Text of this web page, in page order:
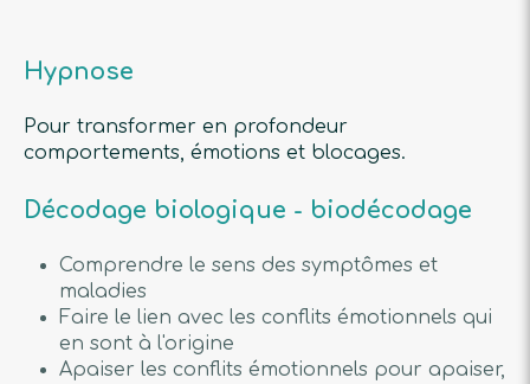
Hypnose
Pour transformer en profondeur
comportements, émotions et blocages.
Décodage biologique - biodécodage
Comprendre le sens des symptômes et
maladies
Faire le lien avec les conflits émotionnels qui
en sont à l'origine
Apaiser les conflits émotionnels pour apaiser,